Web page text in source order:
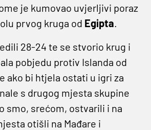
je kumovao uvjerljivi poraz
prvog kruga od Egipta.
28-24 te se stvorio krug i
pobjedu protiv Islanda od
ako bi htjela ostati u igri za
s drugog mjesta skupine
smo, srećom, ostvarili i na
otišli na Mađare i